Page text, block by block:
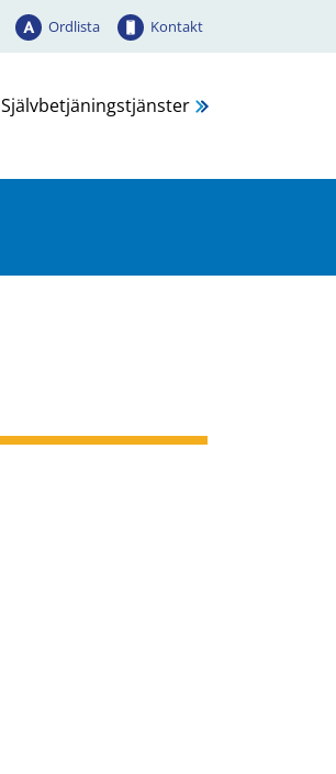
Ordlista Kontakt
Självbetjäningstjänster